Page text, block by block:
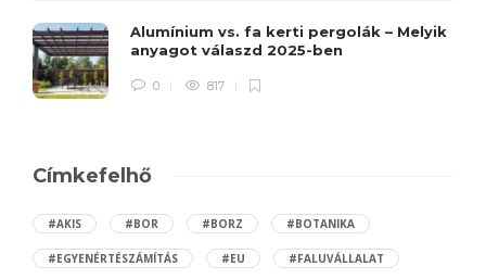
Alumínium vs. fa kerti pergolák – Melyik
anyagot válaszd 2025-ben
0 817
Címkefelhő
#AKIS #BOR #BORZ #BOTANIKA
#EGYENÉRTÉSZÁMÍTÁS #EU #FALUVÁLLALAT